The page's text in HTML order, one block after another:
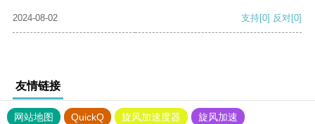
2024-08-02 支持[0] 反对[0]
友情链接
网站地图 QuickQ 旋风加速度器
旋风加速